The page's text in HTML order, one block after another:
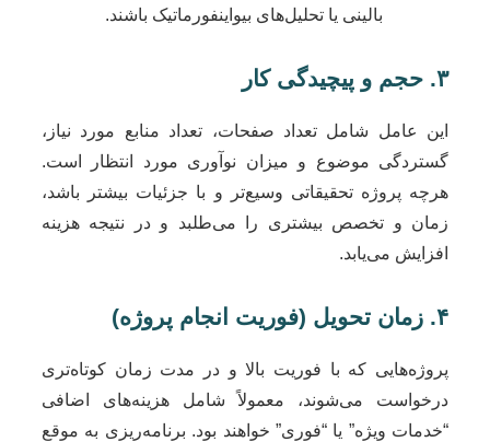
بالینی یا تحلیل‌های بیواینفورماتیک باشند.
۳. حجم و پیچیدگی کار
این عامل شامل تعداد صفحات، تعداد منابع مورد نیاز،
گستردگی موضوع و میزان نوآوری مورد انتظار است.
هرچه پروژه تحقیقاتی وسیع‌تر و با جزئیات بیشتر باشد،
زمان و تخصص بیشتری را می‌طلبد و در نتیجه هزینه
افزایش می‌یابد.
۴. زمان تحویل (فوریت انجام پروژه)
پروژه‌هایی که با فوریت بالا و در مدت زمان کوتاه‌تری
درخواست می‌شوند، معمولاً شامل هزینه‌های اضافی
“خدمات ویژه” یا “فوری” خواهند بود. برنامه‌ریزی به موقع